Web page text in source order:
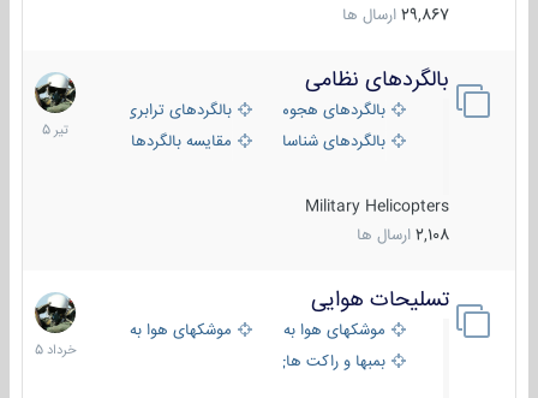
29,867 ارسال ها
بالگردهای نظامی
بالگردهای هجومی
بالگردهای ترابری
بالگردهای شناسایی
مقایسه بالگردها
Military Helicopters
2,108 ارسال ها
22
تیر
1405
تسلیحات هوایی
موشکهای هوا به هوا
موشکهای هوا به سطح
بمبها و راکت های هوایی
30
خرداد
1405